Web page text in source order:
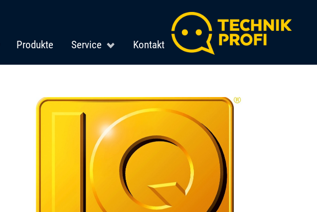
Produkte Service Kontakt